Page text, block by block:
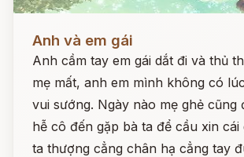
Anh và em gái
Anh cầm tay em gái dắt đi và thủ
mẹ mất, anh em mình không có
vui sướng. Ngày nào mẹ ghẻ cũng
hễ cô đến gặp bà ta để cầu xin
ta thượng cẳng chân hạ cẳng tay